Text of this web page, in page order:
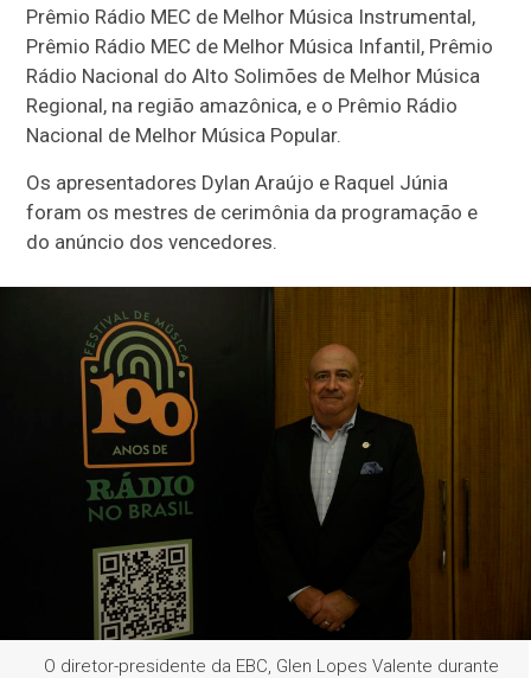
Prêmio Rádio MEC de Melhor Música Instrumental,
Prêmio Rádio MEC de Melhor Música Infantil, Prêmio
Rádio Nacional do Alto Solimões de Melhor Música
Regional, na região amazônica, e o Prêmio Rádio
Nacional de Melhor Música Popular.
Os apresentadores Dylan Araújo e Raquel Júnia
foram os mestres de cerimônia da programação e
do anúncio dos vencedores.
O diretor-presidente da EBC, Glen Lopes Valente durante